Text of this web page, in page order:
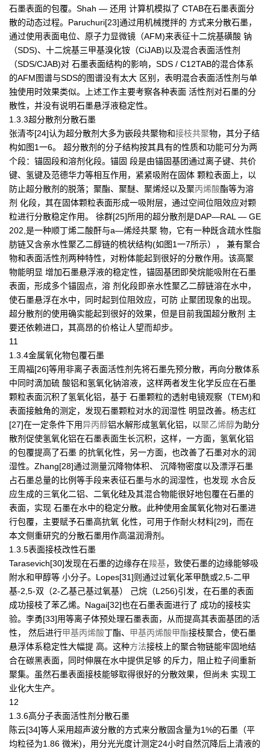
石墨表面的包覆。Shah — 还用 计算机模拟了 CTAB在石墨表面分
散的动态过程。Paruchuri[23]通过用机械搅拌的 方式来分散石墨，
通过使用表面电位、原子力显微镜（AFM)来表征十二烷基磺酸 钠
（SDS)、十二烷基三甲基溴化铵（CiJAB)以及混合表面活性剂
（SDS/CJAB)对 石墨表面结构的影响，SDS / C12TAB的混合体系
的AFM图谱与SDS的图谱没有太大 区别，表明混合表面活性剂与单
独使用时效果类似。上述工作主要考察各种表面 活性剂对石墨的分
散性，并没有说明石墨悬浮液稳定性。
1.3.3超分散剂分散石墨
张清岑[24]认为超分散剂大多为嵌段共聚物和接枝共聚物，其分子结
构如图1一6。 超分散剂的分子结构按其具有的性质和功能可分为两
个段：锚固段和溶剂化段。锚固 段是由锚固基团通过离子键、共价
键、氢键及范德华力等相互作用，紧紧吸附在固体 颗粒表面上，以
防止超分散剂的脱落；聚酯、聚醚、聚烯烃以及聚丙烯酸酯等为溶
剂 化段，其在固体颗粒表面形成一吸附层，通过空间位阻效应对颗
粒进行分散稳定作用。 徐群[25]所用的超分散剂是DAP—RAL — GE
202,是一种顺丁烯二酸酐与a—烯烃共聚 物，它有一种既含疏水性脂
肪链又含亲水性聚乙二醇链的梳状结构(如图1一7所示）， 兼有聚合
物和表面活性剂两种特性，对粉体能起到很好的分散作用。该高聚
物能明显 增加石墨悬浮液的稳定性，锚固基团即癸烷能吸附在石墨
表面，形成多个锚固点，溶 剂化段即亲水性聚乙二醇链溶在水中，
使石墨悬浮在水中，同时起到位阻效应，可防 止聚团现象的出现。
超分散剂的使用确实能起到很好的效果，但是目前我国超分散剂 主
要还依赖进口，其高昂的价格让人望而却步。
11
1.3.4金属氧化物包覆石墨
王周福[26]等用非离子表面活性剂先将石墨先预分散，再向分散体系
中同时滴加硫 酸铝和氢氧化钠溶液，这样两者发生化学反应在石墨
颗粒表面沉积了氢氧化铝，基于 石墨颗粒的透射电镜观察（TEM)和
表面接触角的测定，发现石墨颗粒对水的润湿性 明显改善。杨志红
[27]在一定条件下用异丙醇铝水解形成氢氧化铝，以聚乙烯醇为助分
散剂促使氢氧化铝在石墨表面生长沉积，这样，一方面，氢氧化铝
的包覆提高了石墨 的抗氧化性，另一方面，也改善了石墨对水的润
湿性。Zhang[28]通过测量沉降物体积、 沉降物密度以及漂浮石墨
占石墨总量的比例等手段来表征石墨与水的润湿性，也发现 水合反
应生成的三氧化二铝、二氧化硅及其混合物能很好地包覆在石墨的
表面，实现 石墨在水中的稳定分散。此种使用金属氧化物对石墨进
行包覆，主要赋予石墨高抗氧 化性，可用于作耐火材料[29]，而在
本文侧重研究的分散石墨用作高温润滑剂。
1.3.5表面接枝改性石墨
Tarasevich[30]发现在石墨的边缘存在羧基，致使石墨的边缘能够吸
附水和甲醇等 小分子。Lopes[31]则通过过氧化苯甲酰或2,5-二甲
基-2,5-双（2-乙基己基过氧基） 己烷（L256)引发，在石墨的表面
成功接枝了苯乙烯。Nagai[32]也在石墨表面进行了 成功的接枝实
验。李勇[33]用等离子体预处理石墨表面，从而提高其表面基团的活
性， 然后进行甲基丙烯酸丁酯、 甲基丙烯酸甲酯接枝聚合，使石墨
悬浮体系稳定性大幅提 高。这种方法接枝上的聚合物链能牢固地结
合在碳黑表面，同时伸展在水中提供足够 的斥力，阻止粒子间重新
聚集。虽然石墨表面接枝能够取得很好的分散效果，但尚未 实现工
业化大生产。
12
1.3.6高分子表面活性剂分散石墨
陈云[34]等人采用超声波分散的方式来分散固含量为1%的石墨（平
均粒径为1.86 微米)，用分光光度计测定24小时自然沉降后上清液的